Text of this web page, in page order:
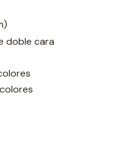
doble cara